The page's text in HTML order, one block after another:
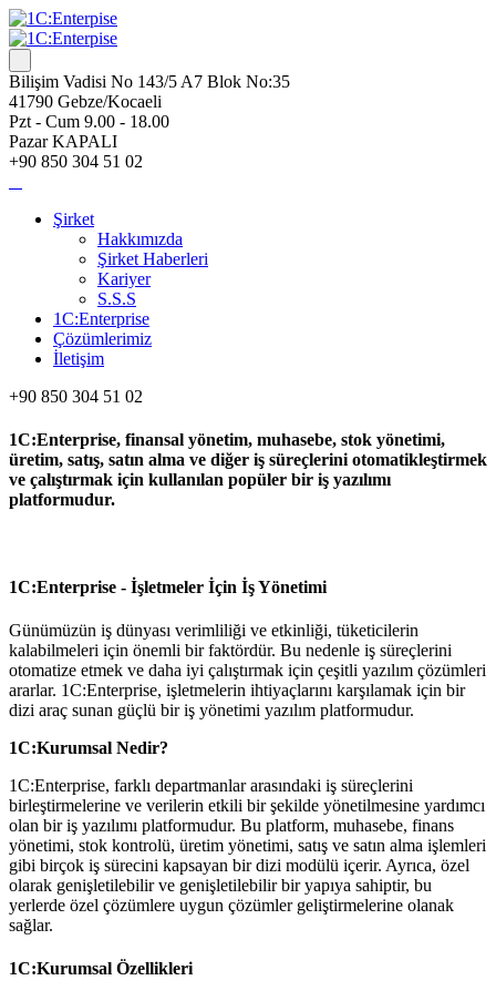
Bilişim Vadisi No 143/5 A7 Blok No:35
41790 Gebze/Kocaeli
Pzt - Cum 9.00 - 18.00
Pazar KAPALI
+90 850 304 51 02
Şirket
Hakkımızda
Şirket Haberleri
Kariyer
S.S.S
1C:Enterprise
Çözümlerimiz
İletişim
+90 850 304 51 02
1C:Enterprise, finansal yönetim, muhasebe, stok yönetimi,
üretim, satış, satın alma ve diğer iş süreçlerini otomatikleştirmek
ve çalıştırmak için kullanılan popüler bir iş yazılımı
platformudur.
1C:Enterprise - İşletmeler İçin İş Yönetimi
Günümüzün iş dünyası verimliliği ve etkinliği, tüketicilerin
kalabilmeleri için önemli bir faktördür. Bu nedenle iş süreçlerini
otomatize etmek ve daha iyi çalıştırmak için çeşitli yazılım çözümleri
ararlar. 1C:Enterprise, işletmelerin ihtiyaçlarını karşılamak için bir
dizi araç sunan güçlü bir iş yönetimi yazılım platformudur.
1C:Kurumsal Nedir?
1C:Enterprise, farklı departmanlar arasındaki iş süreçlerini
birleştirmelerine ve verilerin etkili bir şekilde yönetilmesine yardımcı
olan bir iş yazılımı platformudur. Bu platform, muhasebe, finans
yönetimi, stok kontrolü, üretim yönetimi, satış ve satın alma işlemleri
gibi birçok iş sürecini kapsayan bir dizi modülü içerir. Ayrıca, özel
olarak genişletilebilir ve genişletilebilir bir yapıya sahiptir, bu
yerlerde özel çözümlere uygun çözümler geliştirmelerine olanak
sağlar.
1C:Kurumsal Özellikleri